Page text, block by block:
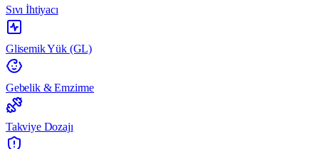
Sıvı İhtiyacı
Glisemik Yük (GL)
Gebelik & Emzirme
Takviye Dozajı